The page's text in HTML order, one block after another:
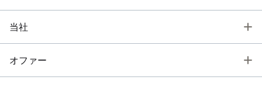
当社
オファー